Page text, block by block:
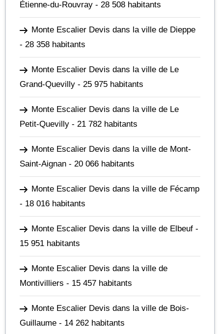
Étienne-du-Rouvray - 28 508 habitants
Monte Escalier Devis dans la ville de Dieppe
- 28 358 habitants
Monte Escalier Devis dans la ville de Le
Grand-Quevilly - 25 975 habitants
Monte Escalier Devis dans la ville de Le
Petit-Quevilly - 21 782 habitants
Monte Escalier Devis dans la ville de Mont-
Saint-Aignan - 20 066 habitants
Monte Escalier Devis dans la ville de Fécamp
- 18 016 habitants
Monte Escalier Devis dans la ville de Elbeuf -
15 951 habitants
Monte Escalier Devis dans la ville de
Montivilliers - 15 457 habitants
Monte Escalier Devis dans la ville de Bois-
Guillaume - 14 262 habitants